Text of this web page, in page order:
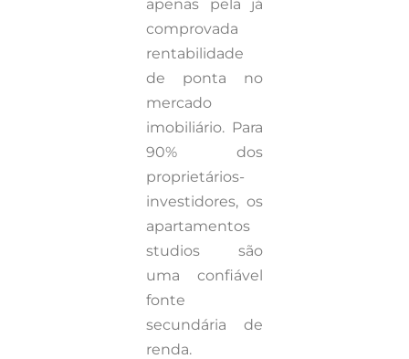
apenas pela já
comprovada
rentabilidade
de ponta no
mercado
imobiliário. Para
90% dos
proprietários-
investidores, os
apartamentos
studios são
uma confiável
fonte
secundária de
renda.